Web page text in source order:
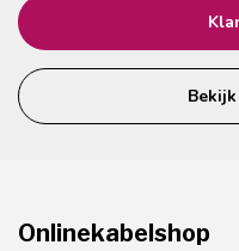
Onlinekabelshop